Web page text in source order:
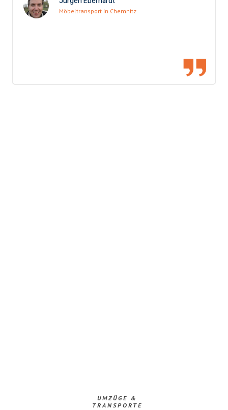
Möbeltransport in Chemnitz
UMZÜGE &
TRANSPORTE